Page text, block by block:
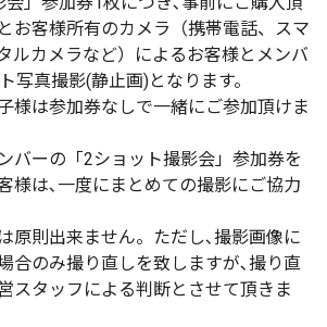
お客様所有のカメラ（携帯電話、スマ
ルカメラなど）によるお客様とメンバ
写真撮影(静止画)となります。
様は参加券なしで一緒にご参加頂けま
バーの「2ショット撮影会」参加券を
様は､一度にまとめての撮影にご協力
原則出来ません。ただし､撮影画像に
合のみ撮り直しを致しますが､撮り直
スタッフによる判断とさせて頂きま